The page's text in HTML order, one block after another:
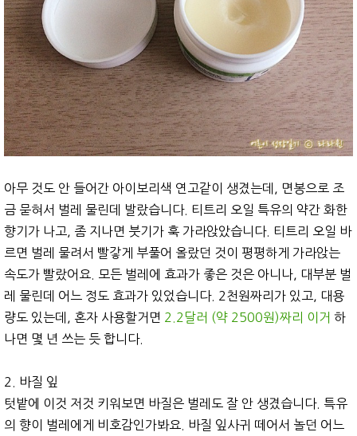
아무 것도 안 들어간 아이보리색 연고같이 생겼는데, 면봉으로 조
금 묻혀서 벌레 물린데 발랐습니다. 티트리 오일 특유의 약간 화한
향기가 나고, 좀 지나면 붓기가 훅 가라앉았습니다. 티트리 오일 바
르면 벌레 물려서 빨갛게 부풀어 올랐던 것이 평평하게 가라앉는
속도가 빨랐어요. 모든 벌레에 효과가 좋은 것은 아니나, 대부분 벌
레 물린데 어느 정도 효과가 있었습니다. 2천원짜리가 있고, 대용
량도 있는데, 혼자 사용할거면 2.2달러 (약 2500원)짜리 이거 하
나면 몇 년 쓰는 듯 합니다.
2. 바질 잎
텃밭에 이것 저것 키워보면 바질은 벌레도 잘 안 생겼습니다. 특유
의 향이 벌레에게 비호감인가봐요. 바질 잎사귀 떼어서 놀던 어느